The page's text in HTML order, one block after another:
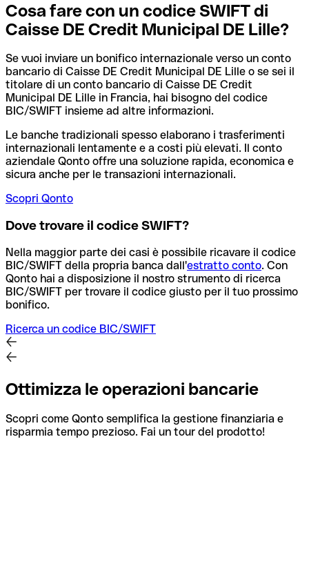
Cosa fare con un codice SWIFT di
Caisse DE Credit Municipal DE Lille?
Se vuoi inviare un bonifico internazionale verso un conto
bancario di Caisse DE Credit Municipal DE Lille o se sei il
titolare di un conto bancario di Caisse DE Credit
Municipal DE Lille in Francia, hai bisogno del codice
BIC/SWIFT insieme ad altre informazioni.
Le banche tradizionali spesso elaborano i trasferimenti
internazionali lentamente e a costi più elevati. Il conto
aziendale Qonto offre una soluzione rapida, economica e
sicura anche per le transazioni internazionali.
Scopri Qonto
Dove trovare il codice SWIFT?
Nella maggior parte dei casi è possibile ricavare il codice
BIC/SWIFT della propria banca dall'estratto conto. Con
Qonto hai a disposizione il nostro strumento di ricerca
BIC/SWIFT per trovare il codice giusto per il tuo prossimo
bonifico.
Ricerca un codice BIC/SWIFT
Ottimizza le operazioni bancarie
Scopri come Qonto semplifica la gestione finanziaria e
risparmia tempo prezioso. Fai un tour del prodotto!